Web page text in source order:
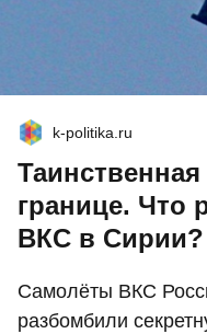
k-politika.ru
границе. Что
ВКС в Сирии?
Самолёты ВКС
разбомбили